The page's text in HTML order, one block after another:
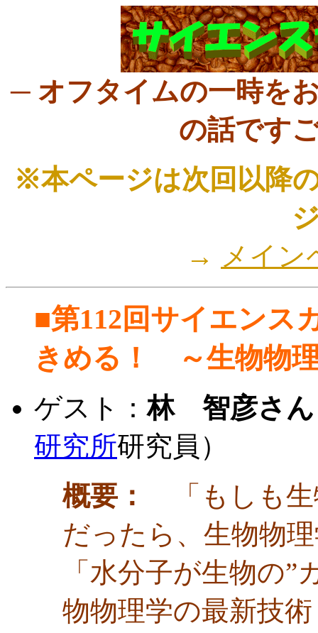
─ オフタイムの一時を
の話です
※本ページは次回以降
→ メイン
■第112回サイエンス
きめる！ ～生物物
ゲスト：林 智彦さん
研究所研究員）
概要：
「もしも生
だったら、生物物
「水分子が生物の
物物理学の最新技